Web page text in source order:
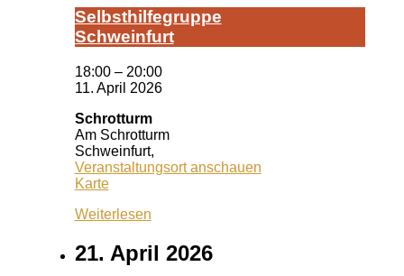
Selbst­hil­fe­grup­pe
Schwein­furt
18:00 – 20:00
11. April 2026
Schrotturm
Am Schrotturm
Schweinfurt,
Veranstaltungsort anschauen
KarteSchrotturm
Weiterlesen
21. April 2026